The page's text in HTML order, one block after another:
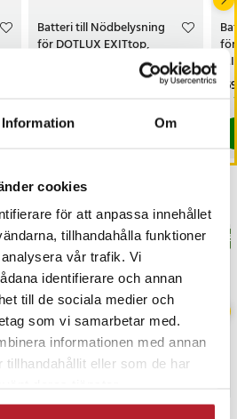
Information Om
cookies
för att anpassa innehållet
tillhandahålla funktioner
vår trafik. Vi
identifierare och annan
till de sociala medier och
som vi samarbetar med.
informationen med annan
tillhandahållit eller som de har
Batteri till Nödbelysning
för DOTLUX EXITtop,
Varan finns i vårt fjärrlager, förväntas